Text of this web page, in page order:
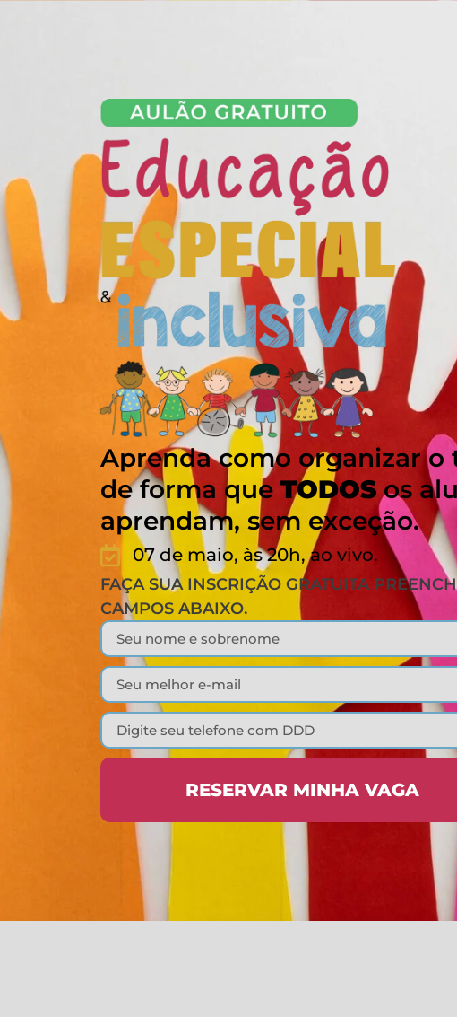
Aprenda como organizar o
de forma que TODOSos
aprendam, sem exceção.
07 de maio, às 20h, ao vivo.
FAÇA SUA INSCRIÇÃO GRATUITA
CAMPOS ABAIXO.
RESERVAR MINHA VAGA